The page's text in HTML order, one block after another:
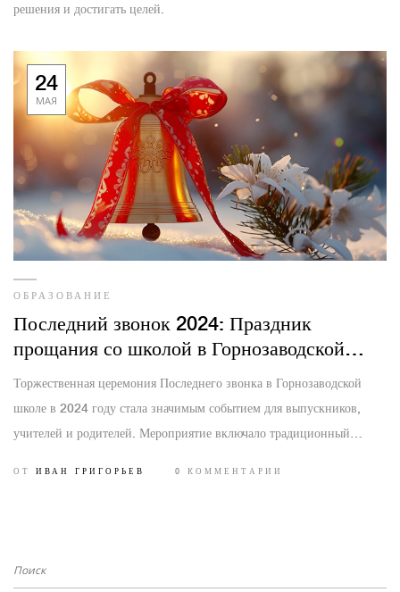
решения и достигать целей.
24
МАЯ
ОБРАЗОВАНИЕ
Последний звонок 2024: Праздник
прощания со школой в Горнозаводской
школе
Торжественная церемония Последнего звонка в Горнозаводской
школе в 2024 году стала значимым событием для выпускников,
учителей и родителей. Мероприятие включало традиционный
ОТ ИВАН ГРИГОРЬЕВ 0 КОММЕНТАРИИ